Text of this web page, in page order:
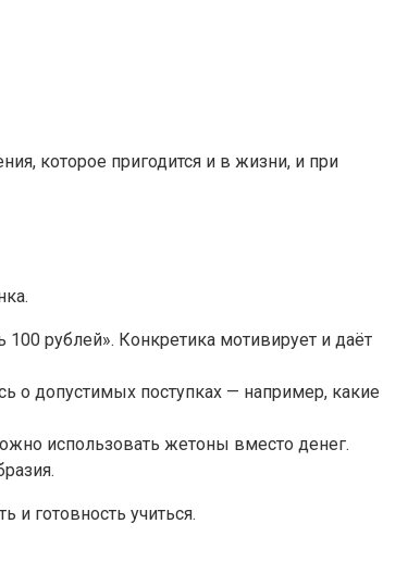
которое пригодится и в жизни, и при
рублей». Конкретика мотивирует и даёт
о допустимых поступках — например, какие
использовать жетоны вместо денег.
готовность учиться.